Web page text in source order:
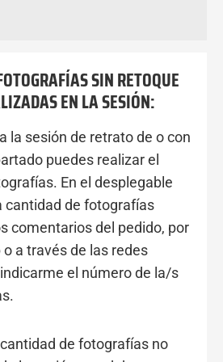
SIN RETOQUE
EN LA SESIÓN:
la sesión de retrato de o con
puedes realizar el
En el desplegable
cantidad de fotografías
comentarios del pedido, por
a través de las redes
el número de la/s
de fotografías no